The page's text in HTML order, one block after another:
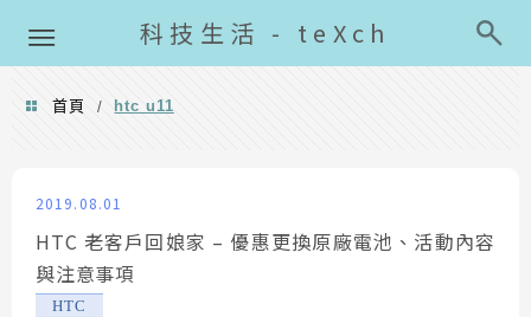
科技生活 - teXch
首頁 / htc u11
2019.08.01
HTC 老客戶回娘家 – 優惠更換原廠電池、活動內容
與注意事項
HTC